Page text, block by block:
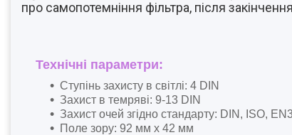
про самопотемніння фільтра, після
Технічні параметри:
Ступінь захисту в світлі: 4 DIN
Захист в темряві: 9-13 DIN
Захист очей згідно стандарту: DIN, ISO,
Поле зору: 92 мм x 42 мм